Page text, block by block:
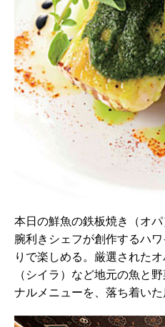
本日の鮮魚の鉄板焼き（オ
腕利きシェフが創作するハ
りで楽しめる。厳選された
（シイラ）など地元の魚と
ナルメニューを、落ち着いた